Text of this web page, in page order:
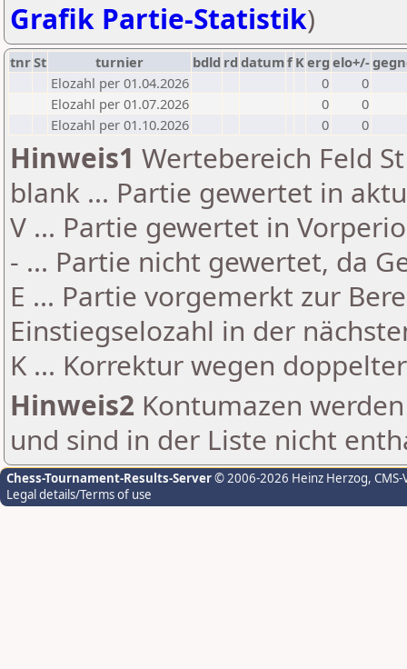
Grafik Partie-Statistik)
tnrSt turnier bdld rd datumf Kerg elo+/-
Elozahl per 01.04.2026
0
0
Elozahl per 01.07.2026
0
0
Elozahl per 01.10.2026
0 0
Hinweis1 Wertebereich Feld
blank ... Partie gewertet in
V ... Partie gewertet in
- ... Partie nicht gewertet, da
E ... Partie vorgemerkt zur
Einstiegselozahl in der
K ... Korrektur wegen
Hinweis2 Kontumazen
und sind in der Liste nicht
Chess-Tournament-Results-Server© 2006-2026 Heinz Herzog,
Legal details/Terms of use